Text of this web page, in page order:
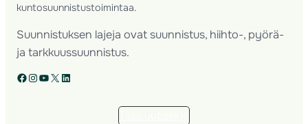
kuntosuunnistustoimintaa.
Suunnistuksen lajeja ovat suunnistus, hiihto-, pyörä-
ja tarkkuussuunnistus.
Facebook Instagram YouTube X LinkedIn